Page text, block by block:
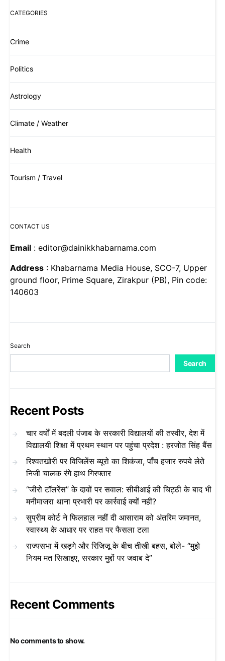
CATEGORIES
Crime
Politics
Astrology
Climate / Weather
Health
Tourism / Travel
CONTACT US
Email : editor@dainikkhabarnama.com
Address : Khabarnama Media House, SCO-7, Upper
ground floor, Prime Square, Zirakpur (PB), Pin code:
140603
Search
Search
Recent Posts
चार वर्षों में बदली पंजाब के सरकारी विद्यालयों की तस्वीर, देश में
विद्यालयी शिक्षा में प्रथम स्थान पर पहुंचा प्रदेश : हरजोत सिंह बैंस
रिश्वतखोरी पर विजिलेंस ब्यूरो का शिकंजा, पाँच हजार रुपये लेते
निजी चालक रंगे हाथ गिरफ्तार
“जीरो टॉलरेंस” के दावों पर सवाल: सीबीआई की चिट्ठी के बाद भी
मनीमाजरा थाना प्रभारी पर कार्रवाई क्यों नहीं?
सुप्रीम कोर्ट ने फिलहाल नहीं दी आसाराम को अंतरिम जमानत,
स्वास्थ्य के आधार पर राहत पर फैसला टला
राज्यसभा में खड़गे और रिजिजू के बीच तीखी बहस, बोले- “मुझे
नियम मत सिखाइए, सरकार मुद्दों पर जवाब दे”
Recent Comments
No comments to show.